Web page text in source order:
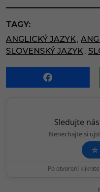
t
P
a
g
i
n
a
TAGY:
ANGLICKÝ JAZYK,
SLOVENSKÝ JAZYK,
Sledujte
Nenechajte si
☆
Po otvorení